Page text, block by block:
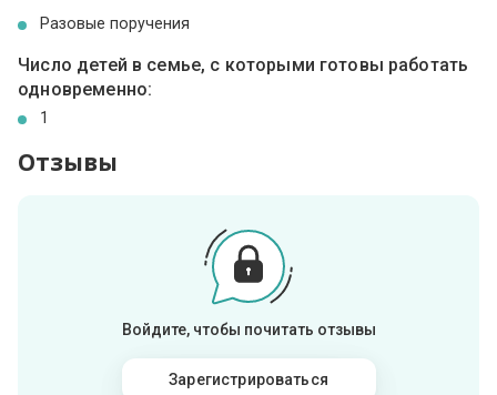
Разовые поручения
Число детей в семье, с которыми готовы работать
одновременно:
1
Отзывы
Войдите, чтобы почитать отзывы
Зарегистрироваться